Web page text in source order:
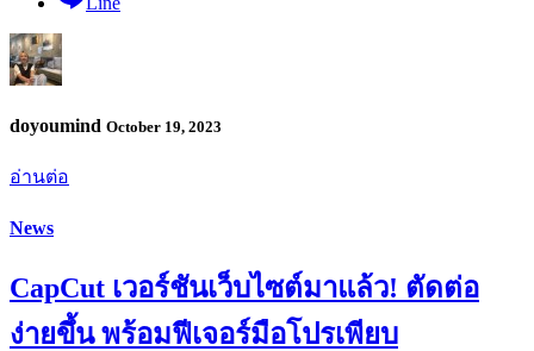
doyoumind October 19, 2023
อ่านต่อ
News
CapCut เวอร์ชันเว็บไซต์มาแล้ว! ตัดต่อ
ง่ายขึ้น พร้อมฟีเจอร์มือโปรเพียบ